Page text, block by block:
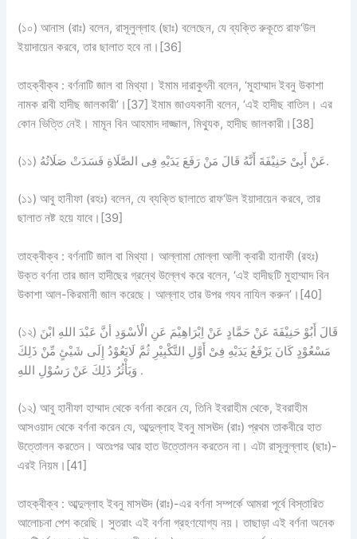
(১০) আনাস (রাঃ) বলেন, রাসূলুল্লাহ (ছাঃ) বলেছেন, যে ব্যক্তি রুকূতে রাফ‘উল
ইয়াদায়েন করবে, তার ছালাত হবে না।[36]
তাহক্বীক্ব : বর্ণনাটি জাল বা মিথ্যা। ইমাম দারাকুৎনী বলেন, ‘মুহাম্মাদ ইবনু উকাশা
নামক রাবী হাদীছ জালকারী’।[37] ইমাম জাওযকানী বলেন, ‘এই হাদীছ বাতিল। এর
কোন ভিত্তি নেই। মামূন বিন আহমাদ দাজ্জাল, মিথ্যুক, হাদীছ জালকারী।[38]
(১১) عَنْ أَبِىْ حَنِيْفَةَ أَنَّهُ قَالَ مَنْ رَفَعَ يَدَيْهِ فِى الصَّلَاةِ فَسَدَتْ صَلَاتُهُ.
(১১) আবু হানীফা (রহঃ) বলেন, যে ব্যক্তি ছালাতে রাফ‘উল ইয়াদায়েন করবে, তার
ছালাত নষ্ট হয়ে যাবে।[39]
তাহক্বীক্ব : বর্ণনাটি জাল বা মিথ্যা। আল্লামা মোল্লা আলী ক্বারী হানাফী (রহঃ)
উক্ত বর্ণনা তার জাল হাদীছের গ্রন্থে উল্লেখ করে বলেন, ‘এই হাদীছটি মুহাম্মাদ বিন
উকাশা আল-কিরমানী জাল করেছে। আল্লাহ তার উপর গযব নাযিল করুন’।[40]
(১২) قَالَ أَبُوْ حَنِيْفَةَ عَنْ حَمَّادٍ عَنْ اِبْرَاهِيْمَ عَنِ الْأسْوَدِ أنَّ عَبْدَ اللهِ ابْنَ
مَسْعُوْدٍ كَانَ يَرْفَعُ يَدَيْهِ فِىْ أَوَّلِ التَّكْبِيْرِ ثُمَّ لَايَعُوْدُ إِلَى شَيْئٍ مِّنْ ذَلِكَ
وَيَأْثُرُ ذَلِكَ عَنْ رَسُوْلِ اللهِ .
(১২) আবু হানীফা হাম্মাদ থেকে বর্ণনা করেন যে, তিনি ইবরাহীম থেকে, ইবরাহীম
আসওয়াদ থেকে বর্ণনা করেন যে, আব্দুল্লাহ ইবনু মাসঊদ (রাঃ) প্রথম তাকবীরে হাত
উত্তোলন করতেন। অতঃপর আর হাত উত্তোলন করতেন না। এটা রাসূলুল্লাহ (ছাঃ)-
এরই নিয়ম।[41]
তাহক্বীক্ব : আব্দুল্লাহ ইবনু মাসঊদ (রাঃ)-এর বর্ণনা সম্পর্কে আমরা পূর্বে বিস্তারিত
আলোচনা পেশ করেছি। সুতরাং এই বর্ণনা গ্রহণযোগ্য নয়। তাছাড়া এই বর্ণনা অনেক